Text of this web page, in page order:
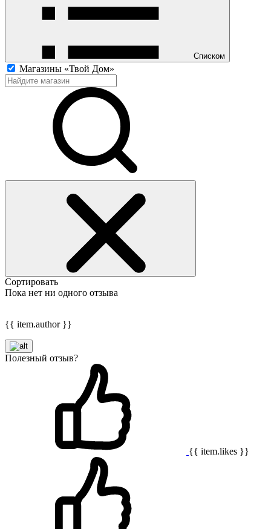
Списком
Магазины «Твой Дом»
Сортировать
Пока нет ни одного отзыва
{{ item.author }}
Полезный отзыв?
{{ item.likes }}